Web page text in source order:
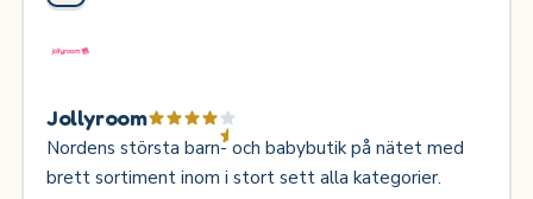
Jollyroom
Nordens största barn- och babybutik på nätet med
brett sortiment inom i stort sett alla kategorier.